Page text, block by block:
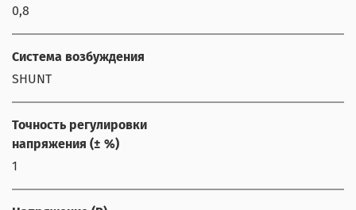
0,8
Система возбуждения
SHUNT
Точность регулировки
напряжения (± %)
1